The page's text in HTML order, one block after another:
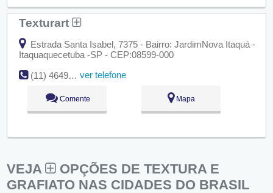
Texturart
Estrada Santa Isabel, 7375 - Bairro: JardimNova Itaquá -
Itaquaquecetuba -SP - CEP:08599-000
(11) 4649-6666
ver telefone
Comente Mapa
VEJA
OPÇÕES DE TEXTURA E
GRAFIATO NAS CIDADES DO BRASIL